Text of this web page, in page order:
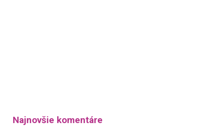
Najnovšie komentáre